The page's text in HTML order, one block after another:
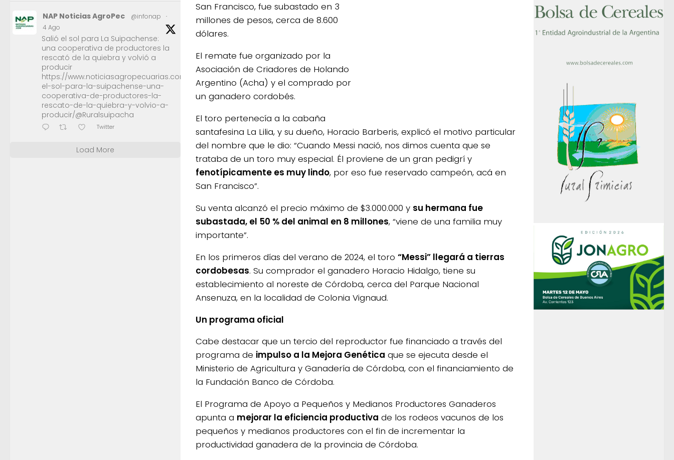
San Francisco, fue subastado en 3
millones de pesos, cerca de 8.600
dólares.
El remate fue organizado por la
Asociación de Criadores de Holando
Argentino (Acha) y el comprado por
un ganadero cordobés.
El toro pertenecía a la cabaña
santafesina La Lilia, y su dueño, Horacio Barberis, explicó el motivo particular
del nombre que le dio: “Cuando Messi nació, nos dimos cuenta que se
trataba de un toro muy especial. Él proviene de un gran pedigrí y
fenotípicamente es muy lindo, por eso fue reservado campeón, acá en
San Francisco”.
Su venta alcanzó el precio máximo de $3.000.000 y su hermana fue
subastada, el 50 % del animal en 8 millones, “viene de una familia muy
importante”.
En los primeros días del verano de 2024, el toro “Messi” llegará a tierras
cordobesas. Su comprador el ganadero Horacio Hidalgo, tiene su
establecimiento al noreste de Córdoba, cerca del Parque Nacional
Ansenuza, en la localidad de Colonia Vignaud.
Un programa oficial
Cabe destacar que un tercio del reproductor fue financiado a través del
programa de impulso a la Mejora Genética que se ejecuta desde el
Ministerio de Agricultura y Ganadería de Córdoba, con el financiamiento de
la Fundación Banco de Córdoba.
El Programa de Apoyo a Pequeños y Medianos Productores Ganaderos
apunta a mejorar la eficiencia productiva de los rodeos vacunos de los
pequeños y medianos productores con el fin de incrementar la
productividad ganadera de la provincia de Córdoba.
NAP Noticias AgroPec @infonap
·
4 Ago
Salió el sol para La Suipachense:
una cooperativa de productores la
rescató de la quiebra y volvió a
producir
https://www.noticiasagropecuarias.com/2026/08/04/salio-
el-sol-para-la-suipachense-una-
cooperativa-de-productores-la-
rescato-de-la-quiebra-y-volvio-a-
producir/@Ruralsuipacha
Twitter
Load More